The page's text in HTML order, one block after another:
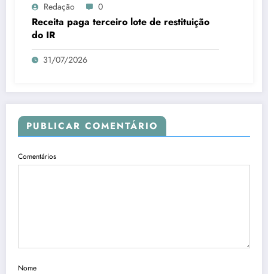
Redação 0
Receita paga terceiro lote de restituição
do IR
31/07/2026
PUBLICAR COMENTÁRIO
Comentários
Nome